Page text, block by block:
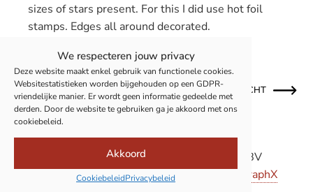
We respecteren jouw privacy
Deze website maakt enkel gebruik van functionele cookies.
Websitestatistieken worden bijgehouden op een GDPR-
vriendelijke manier. Er wordt geen informatie gedeelde met
derden. Door de website te gebruiken ga je akkoord met ons
cookiebeleid.
Akkoord
CookiebeleidPrivacybeleid
sizes of stars present. For this I did use hot foil
stamps. Edges all arounddecorated.
OUDER BERICHT NIEUWER BERICHT
© 2011-2026 Boekbinderij Van Camp BV
|Cookies| Site powered by Pure GraphX